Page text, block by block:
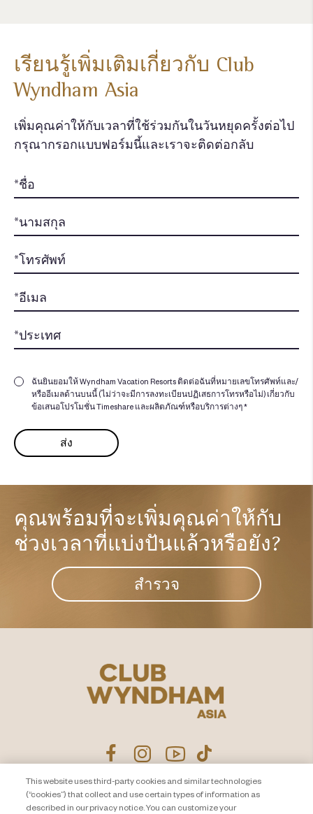
เรียนรู้เพิ่มเติมเกี่ยวกับ Club
Wyndham Asia
เพิ่มคุณค่าให้กับเวลาที่ใช้ร่วมกันในวันหยุดครั้งต่อไป
กรุณากรอกแบบฟอร์มนี้และเราจะติดต่อกลับ
ฉันยินยอมให้ Wyndham Vacation Resorts ติดต่อฉันที่หมายเลขโทรศัพท์และ/
หรืออีเมลด้านบนนี้ (ไม่ว่าจะมีการลงทะเบียนปฏิเสธการโทรหรือไม่) เกี่ยวกับ
ข้อเสนอโปรโมชั่น Timeshare และผลิตภัณฑ์หรือบริการต่างๆ *
คุณพร้อมที่จะเพิ่มคุณค่าให้กับ
ช่วงเวลาที่แบ่งปันแล้วหรือยัง?​
สำรวจ
ประกาศนโยบายความเป็นส่วน
ติดต่อเรา
This website uses third-party cookies and similar technologies
(“cookies”) that collect and use certain types of information as
described in our privacy notice. You can customize your